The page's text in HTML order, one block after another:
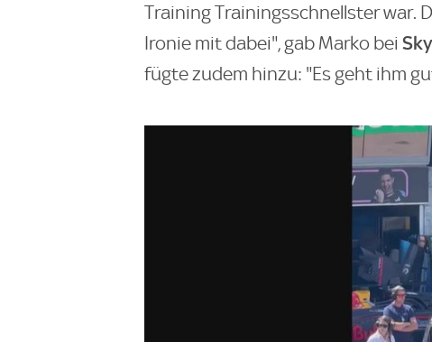
Training Trainingsschnellster war.
Ironie mit dabei", gab Marko bei Sky
fügte zudem hinzu: "Es geht ihm